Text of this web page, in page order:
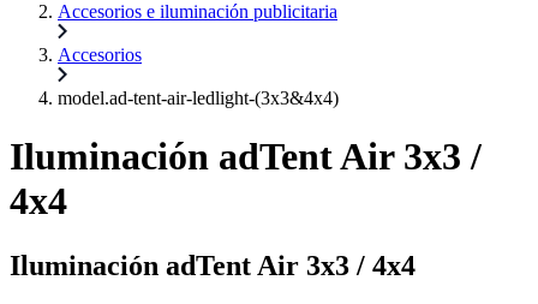
Accesorios e iluminación publicitaria
Accesorios
model.ad-tent-air-ledlight-(3x3&4x4)
Iluminación adTent Air 3x3 /
4x4
Iluminación adTent Air 3x3 / 4x4